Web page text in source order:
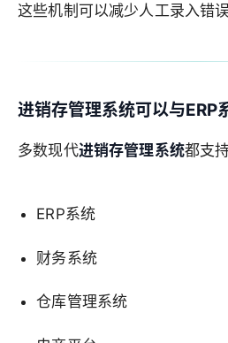
这些机制可以减少人工录入错误
进销存管理系统可以与ERP
多数现代进销存管理系统都支
ERP系统
财务系统
仓库管理系统